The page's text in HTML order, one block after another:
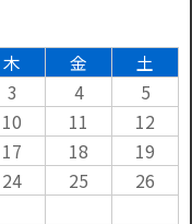
木 金
土
3 4
5
10 11
12
17 18
19
24 25
26